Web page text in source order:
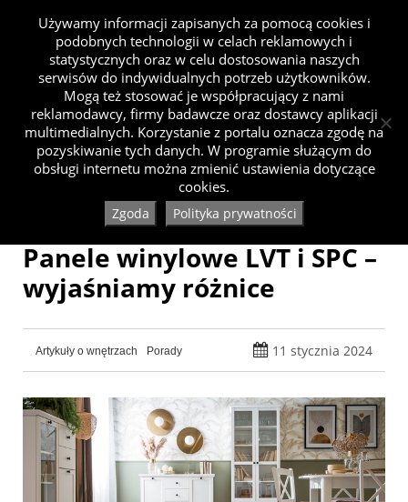
Panele winylowe LVT i SPC –
wyjaśniamy różnice
Artykuły o wnętrzach Porady 11 stycznia 2024
Używamy informacji zapisanych za pomocą cookies i
podobnych technologii w celach reklamowych i
statystycznych oraz w celu dostosowania naszych
serwisów do indywidualnych potrzeb użytkowników.
Mogą też stosować je współpracujący z nami
reklamodawcy, firmy badawcze oraz dostawcy aplikacji
multimedialnych. Korzystanie z portalu oznacza zgodę na
pozyskiwanie tych danych. W programie służącym do
obsługi internetu można zmienić ustawienia dotyczące
cookies.
Zgoda Polityka prywatności